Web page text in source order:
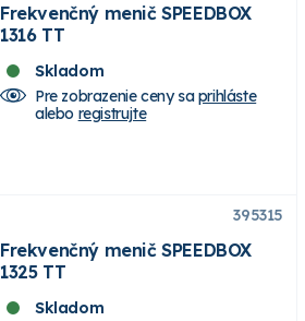
Frekvenčný menič SPEEDBOX
1316 TT
Skladom
Pre zobrazenie ceny saprihláste
alebo registrujte
395315
Frekvenčný menič SPEEDBOX
1325 TT
Skladom